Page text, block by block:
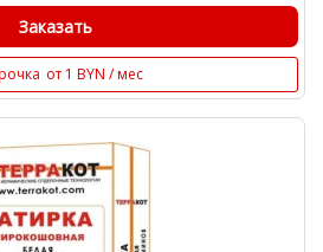
Заказать
от 1 BYN / мес